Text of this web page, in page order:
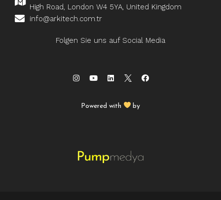
High Road, London W4 5YA, United Kingdom
info@arkitech.com.tr
Folgen Sie uns auf Social Media
Powered with by